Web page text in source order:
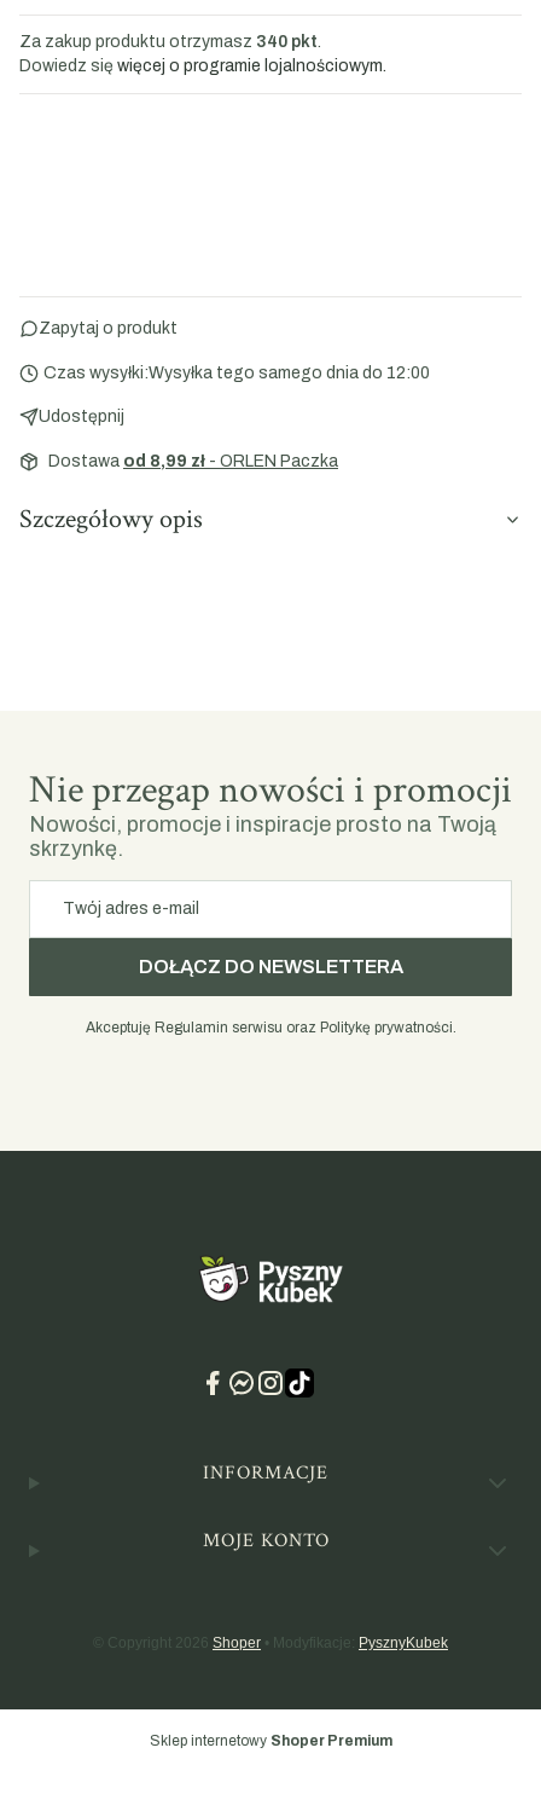
Za zakup produktu otrzymasz 340 pkt.
Dowiedz się więcej o programie lojalnościowym.
Zapytaj o produkt
Czas wysyłki:Wysyłka tego samego dnia do 12:00
Udostępnij
Dostawa od 8,99 zł - ORLEN Paczka
Szczegółowy opis
Nie przegap nowości i promocji
Nowości, promocje i inspiracje prosto na Twoją
skrzynkę.
Twój adres e-mail
DOŁĄCZ DO NEWSLETTERA
Akceptuję Regulamin serwisu oraz Politykę prywatności.
Linki w stopceINFORMACJE
MOJE KONTO
© Copyright 2026 Shoper • Modyfikacje: PysznyKubek
Sklep internetowy Shoper Premium